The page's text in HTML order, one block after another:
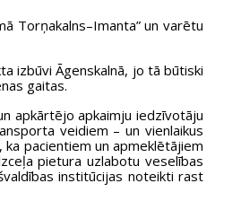
Torņakalns–Imanta” un varētu
izbūvi Āgenskalnā, jo tā būtiski
gaitas.
apkārtējo apkaimju iedzīvotāju
veidiem – un vienlaikus
pacientiem un apmeklētājiem
pietura uzlabotu veselības
institūcijas noteikti rast